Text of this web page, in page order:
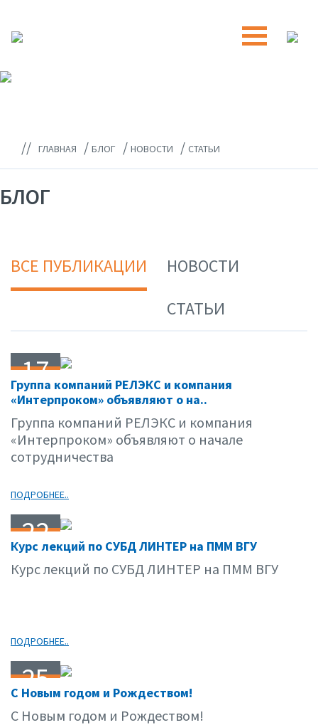
// ГЛАВНАЯ / БЛОГ / НОВОСТИ / СТАТЬИ
БЛОГ
ВСЕ ПУБЛИКАЦИИ
НОВОСТИ
СТАТЬИ
17
02.15
Группа компаний РЕЛЭКС и компания
«Интерпроком» объявляют о на..
Группа компаний РЕЛЭКС и компания
«Интерпроком» объявляют о начале
сотрудничества
ПОДРОБНЕЕ..
22
01.15
Курс лекций по СУБД ЛИНТЕР на ПММ ВГУ
Курс лекций по СУБД ЛИНТЕР на ПММ ВГУ
ПОДРОБНЕЕ..
25
12.14
С Новым годом и Рождеством!
С Новым годом и Рождеством!